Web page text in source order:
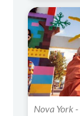
Nova York -